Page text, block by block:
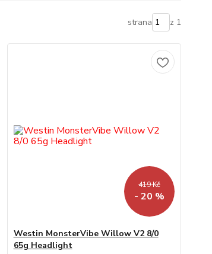
strana z 1
419 Kč
- 20 %
Westin MonsterVibe Willow V2 8/0
65g Headlight